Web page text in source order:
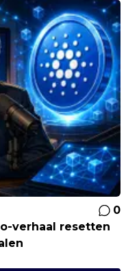
0
verhaal resetten